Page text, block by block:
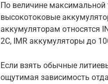
По величине
высокотоковые
аккумуляторам относятся
2C, IMR аккумуляторы до
Если взять обычные
ощутимая зависимость